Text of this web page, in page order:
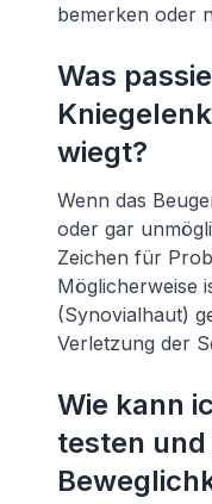
bemerken oder
Was
wiegt?
Wenn das
oder gar
Zeichen für
Möglicherweise
(Synovialhaut)
Verletzung der
Wie kann
testen und